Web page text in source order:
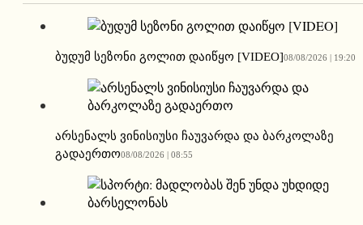
ბუდუმ სეზონი გოლით დაიწყო [VIDEO]08/08/2026 | 19:20
არსენალს ვინისიუსი ჩაუვარდა და ბარკოლაზე
გადაერთო08/08/2026 | 08:55